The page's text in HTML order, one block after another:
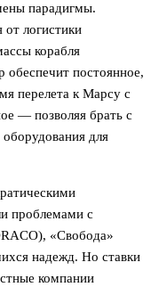
парадигмы.
логистики
корабля
обеспечит постоянное,
перелета к Марсу с
— позволяя брать с
для
проблемами с
«Свобода»
надежд. Но ставки
компании